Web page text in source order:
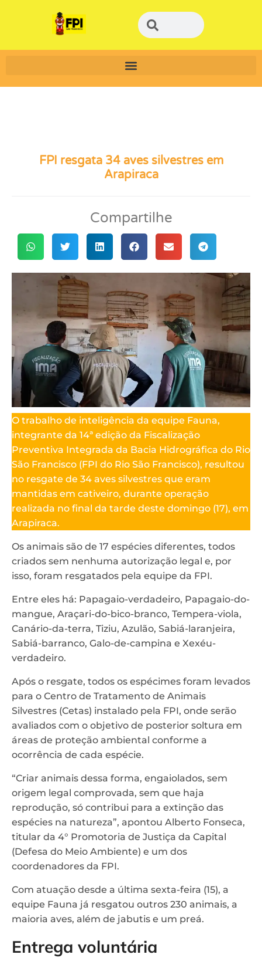
FPI resgata 34 aves silvestres em
Arapiraca
Compartilhe
O trabalho de inteligência da equipe Fauna,
integrante da 14ª edição da Fiscalização
Preventiva Integrada da Bacia Hidrográfica do Rio
São Francisco (FPI do Rio São Francisco), resultou
no resgate de 34 aves silvestres que eram
mantidas em cativeiro, durante operação
realizada no final da tarde deste domingo (17), em
Arapiraca.
Os animais são de 17 espécies diferentes, todos
criados sem nenhuma autorização legal e, por
isso, foram resgatados pela equipe da FPI.
Entre eles há: Papagaio-verdadeiro, Papagaio-do-
mangue, Araçari-do-bico-branco, Tempera-viola,
Canário-da-terra, Tiziu, Azulão, Sabiá-laranjeira,
Sabiá-barranco, Galo-de-campina e Xexéu-
verdadeiro.
Após o resgate, todos os espécimes foram levados
para o Centro de Tratamento de Animais
Silvestres (Cetas) instalado pela FPI, onde serão
avaliados com o objetivo de posterior soltura em
áreas de proteção ambiental conforme a
ocorrência de cada espécie.
“Criar animais dessa forma, engaiolados, sem
origem legal comprovada, sem que haja
reprodução, só contribui para a extinção das
espécies na natureza”, apontou Alberto Fonseca,
titular da 4° Promotoria de Justiça da Capital
(Defesa do Meio Ambiente) e um dos
coordenadores da FPI.
Com atuação desde a última sexta-feira (15), a
equipe Fauna já resgatou outros 230 animais, a
maioria aves, além de jabutis e um preá.
Entrega voluntária